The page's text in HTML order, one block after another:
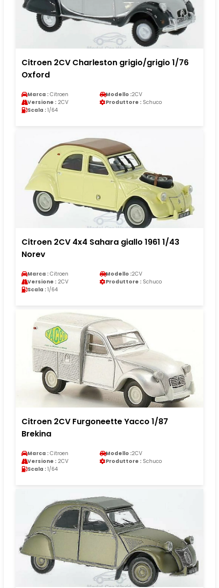
Citroen 2CV Charleston grigio/grigio 1/76
Oxford
Marca : Citroen Modello :2CV
Versione : 2CV Produttore : Schuco
Scala : 1/64
Citroen 2CV 4x4 Sahara giallo 1961 1/43
Norev
Marca : Citroen Modello :2CV
Versione : 2CV Produttore : Schuco
Scala : 1/64
Citroen 2CV Furgoneette Yacco 1/87
Brekina
Marca : Citroen Modello :2CV
Versione : 2CV Produttore : Schuco
Scala : 1/64